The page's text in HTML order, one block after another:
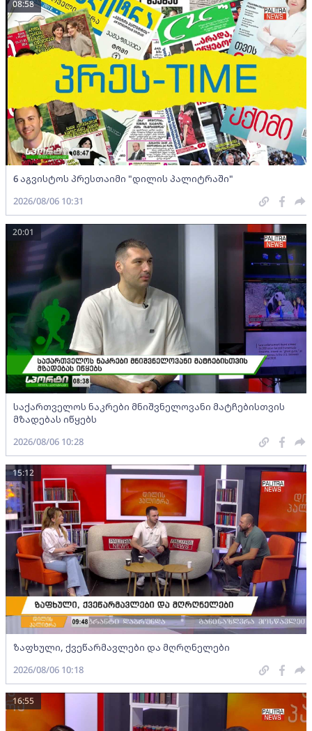
6 აგვისტოს პრესთაიმი "დილის პალიტრაში"
08:58
2026/08/06 10:31
საქართველოს ნაკრები მნიშვნელოვანი მატჩებისთვის
მზადებას იწყებს
20:01
2026/08/06 10:28
ზაფხული, ქვეწარმავლები და მღრღნელები
15:12
2026/08/06 10:18
16:55